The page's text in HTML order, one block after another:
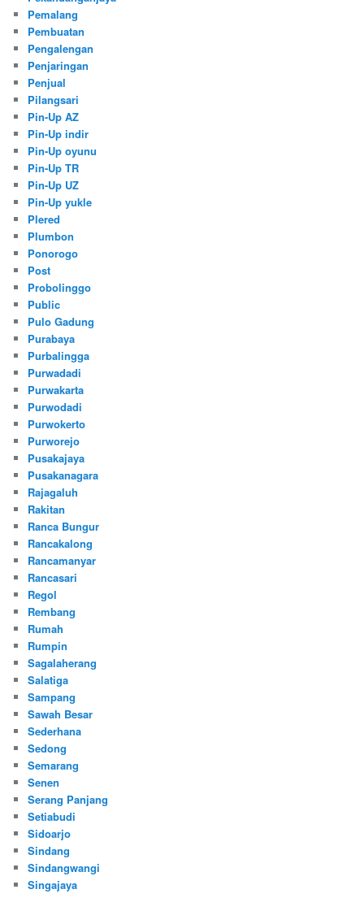
Pemalang
Pembuatan
Pengalengan
Penjaringan
Penjual
Pilangsari
Pin-Up AZ
Pin-Up indir
Pin-Up oyunu
Pin-Up TR
Pin-Up UZ
Pin-Up yukle
Plered
Plumbon
Ponorogo
Post
Probolinggo
Public
Pulo Gadung
Purabaya
Purbalingga
Purwadadi
Purwakarta
Purwodadi
Purwokerto
Purworejo
Pusakajaya
Pusakanagara
Rajagaluh
Rakitan
Ranca Bungur
Rancakalong
Rancamanyar
Rancasari
Regol
Rembang
Rumah
Rumpin
Sagalaherang
Salatiga
Sampang
Sawah Besar
Sederhana
Sedong
Semarang
Senen
Serang Panjang
Setiabudi
Sidoarjo
Sindang
Sindangwangi
Singajaya